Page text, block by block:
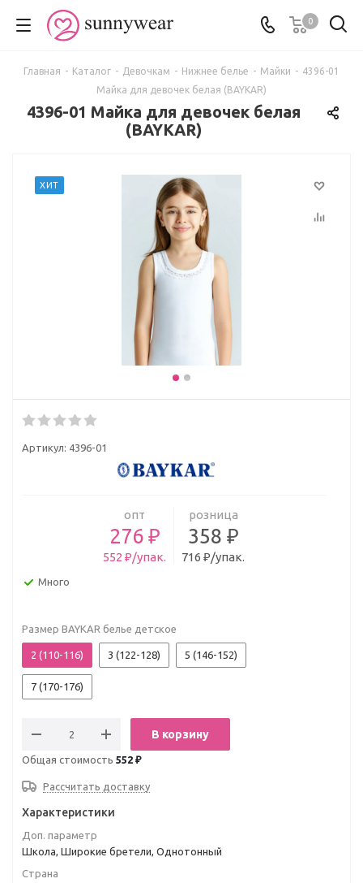
0
Главная - Каталог - Девочкам - Нижнее белье - Майки - 4396-01
Майка для девочек белая (BAYKAR)
4396-01 Майка для девочек белая
(BAYKAR)
ХИТ
Артикул: 4396-01
опт
276 ₽
552 ₽/упак.
розница
358 ₽
716 ₽/упак.
Много
Размер BAYKAR белье детское
2 (110-116) 3 (122-128) 5 (146-152)
7 (170-176)
В корзину
Общая стоимость 552 ₽
Рассчитать доставку
Характеристики
Доп. параметр
Школа, Широкие бретели, Однотонный
Страна